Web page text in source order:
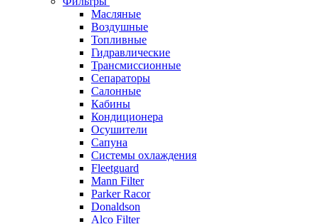
Масляные
Воздушные
Топливные
Гидравлические
Трансмиссионные
Сепараторы
Салонные
Кабины
Кондиционера
Осушители
Сапуна
Системы охлаждения
Fleetguard
Mann Filter
Parker Racor
Donaldson
Alco Filter